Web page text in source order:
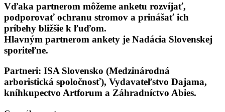
Vďaka partnerom môžeme anketu rozvíjať,
podporovať ochranu stromov a prinášať ich
príbehy bližšie k ľuďom.
Hlavným partnerom ankety je Nadácia Slovenskej
sporiteľne.
Partneri: ISA Slovensko (Medzinárodná
arboristická spoločnosť), Vydavateľstvo Dajama,
kníhkupectvo Artforum a Záhradníctvo Abies.